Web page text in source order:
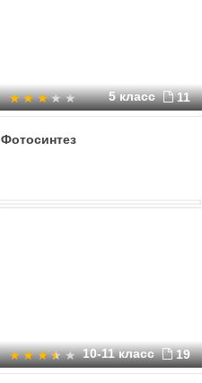
5 класс 11
Фотосинтез
10-11 класс 19